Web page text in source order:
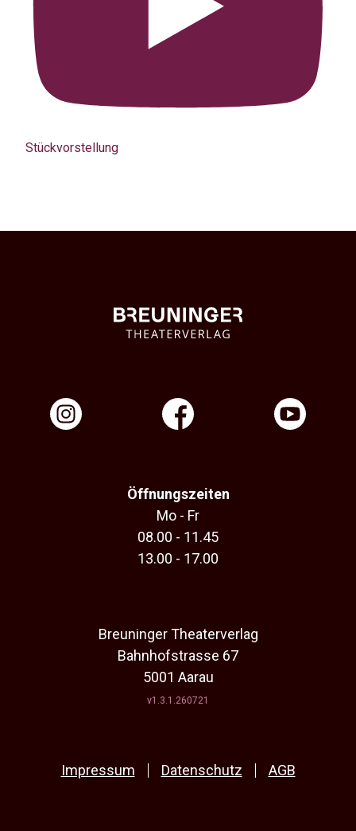
Stückvorstellung
Öffnungszeiten
Mo - Fr
08.00 - 11.45
13.00 - 17.00
Breuninger Theaterverlag
Bahnhofstrasse 67
5001 Aarau
v1.3.1.260721
Impressum Datenschutz AGB